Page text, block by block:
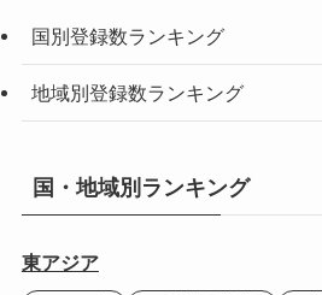
国別登録数ランキング
地域別登録数ランキング
国・地域別ランキング
東アジア